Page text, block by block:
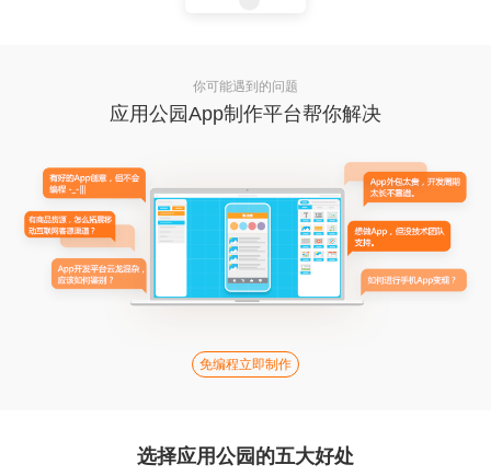
你可能遇到的问题
应用公园App制作平台帮你解决
免编程立即制作
选择应用公园的五大好处